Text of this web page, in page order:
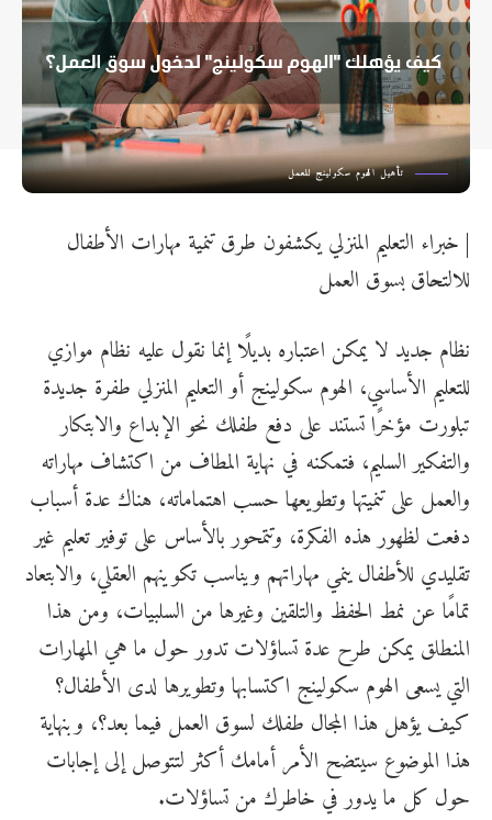
تأهيل الهوم سكولينج للعمل
| خبراء التعليم المنزلي يكشفون طرق تنمية مهارات الأطفال
للالتحاق بسوق العمل
نظام جديد لا يمكن اعتباره بديلًا إنما نقول عليه نظام موازي
للتعليم الأساسي، الهوم سكولينج أو التعليم المنزلي طفرة جديدة
تبلورت مؤخرًا تستند على دفع طفلك نحو الإبداع والابتكار
والتفكير السليم، فتمكنه في نهاية المطاف من اكتشاف مهاراته
والعمل على تنميتها وتطويعها حسب اهتماماته، هناك عدة أسباب
دفعت لظهور هذه الفكرة، وتتمحور بالأساس على توفير تعليم غير
تقليدي للأطفال ينمي مهاراتهم ويناسب تكوينهم العقلي، والابتعاد
تمامًا عن نمط الحفظ والتلقين وغيرها من السلبيات، ومن هذا
المنطلق يمكن طرح عدة تساؤلات تدور حول ما هي المهارات
التي يسعى الهوم سكولينج اكتسابها وتطويرها لدى الأطفال؟
كيف يؤهل هذا المجال طفلك لسوق العمل فيما بعد؟، وبنهاية
هذا الموضوع سيتضح الأمر أمامك أكثر لتتوصل إلى إجابات
حول كل ما يدور في خاطرك من تساؤلات.